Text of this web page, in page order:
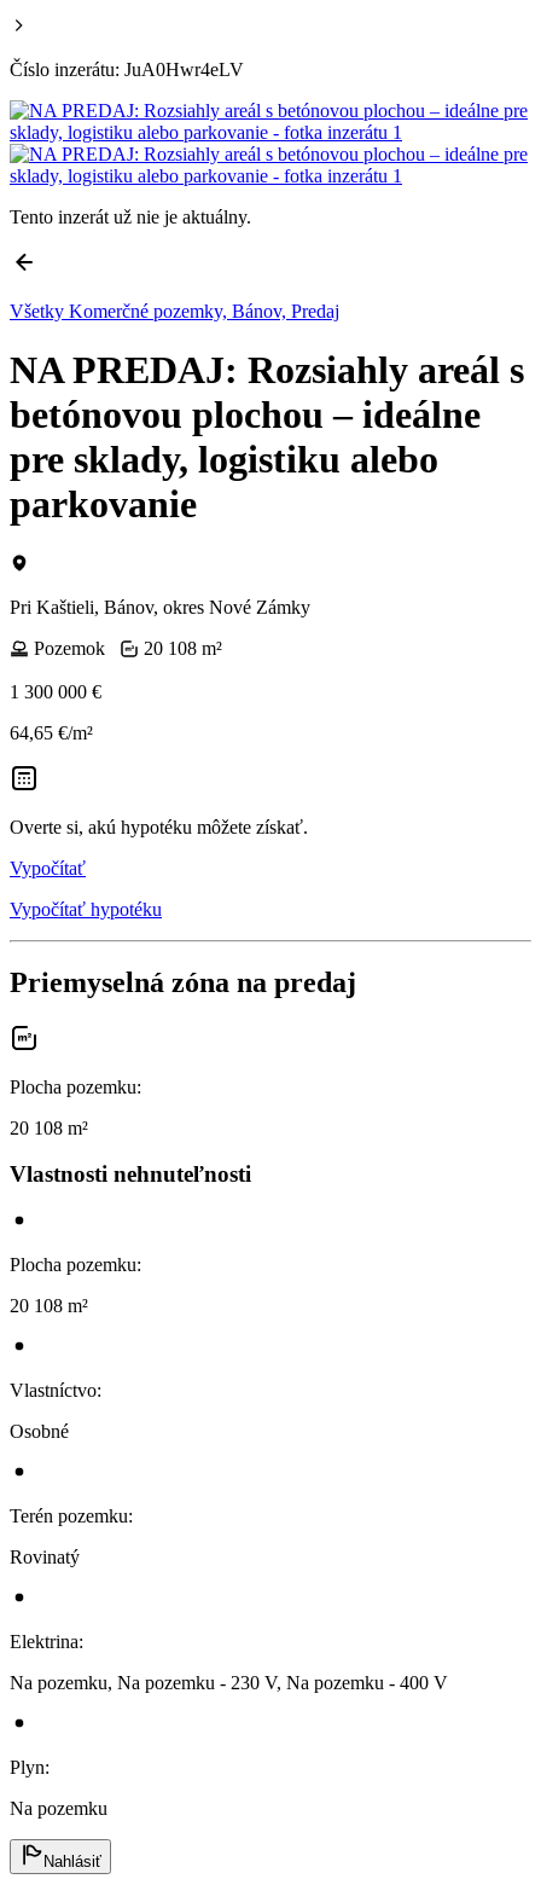
Číslo inzerátu: JuA0Hwr4eLV
Tento inzerát už nie je aktuálny.
Všetky Komerčné pozemky, Bánov, Predaj
NA PREDAJ: Rozsiahly areál s
betónovou plochou – ideálne
pre sklady, logistiku alebo
parkovanie
Pri Kaštieli, Bánov, okres Nové Zámky
Pozemok
20 108 m²
1 300 000 €
64,65 €/m²
Overte si, akú hypotéku môžete získať.
Vypočítať
Vypočítať hypotéku
Priemyselná zóna na predaj
Plocha pozemku:
20 108 m²
Vlastnosti nehnuteľnosti
Plocha pozemku:
20 108 m²
Vlastníctvo:
Osobné
Terén pozemku:
Rovinatý
Elektrina:
Na pozemku, Na pozemku - 230 V, Na pozemku - 400 V
Plyn:
Na pozemku
Nahlásiť